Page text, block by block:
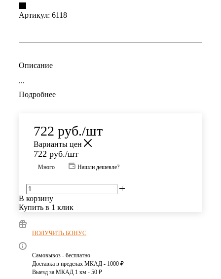
Артикул: 6118
Описание
...
Подробнее
722 руб./шт
Варианты цен
722 руб./шт
Много Нашли дешевле?
В корзину
Купить в 1 клик
ПОЛУЧИТЬ БОНУС
Самовывоз - бесплатно
Доставка в пределах МКАД - 1000 ₽
Выезд за МКАД 1 км - 50 ₽